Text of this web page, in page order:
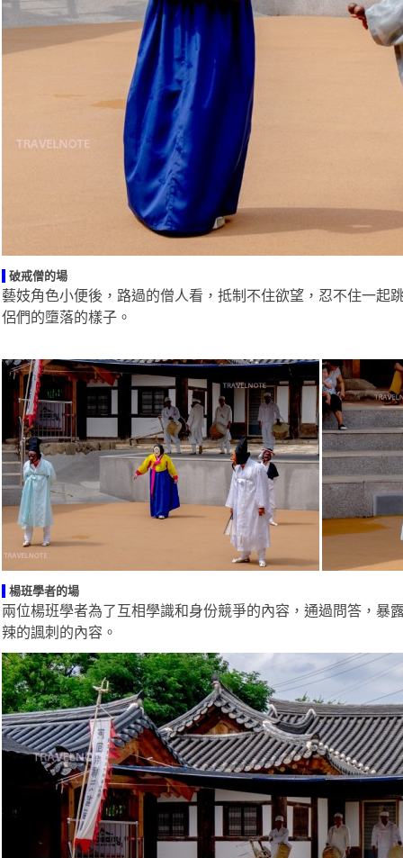
破戒僧的場
藝妓角色小便後，路過的僧人看，抵制不住欲望，忍不住一起
侶們的墮落的樣子。
楊班學者的場
兩位楊班學者為了互相學識和身份競爭的內容，通過問答，暴
辣的諷刺的內容。